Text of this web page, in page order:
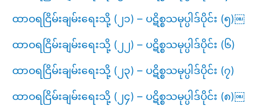
ထာဝရငြိမ်းချမ်းရေးသို့ (၂၁) – ပဋိစ္စသမုပ္ပါဒ်ပိုင်း (၅)￼
ထာဝရငြိမ်းချမ်းရေးသို့ (၂၂) – ပဋိစ္စသမုပ္ပါဒ်ပိုင်း (၆)
ထာဝရငြိမ်းချမ်းရေးသို့ (၂၃) – ပဋိစ္စသမုပ္ပါဒ်ပိုင်း (၇)
ထာဝရငြိမ်းချမ်းရေးသို့ (၂၄) – ပဋိစ္စသမုပ္ပါဒ်ပိုင်း (၈)￼